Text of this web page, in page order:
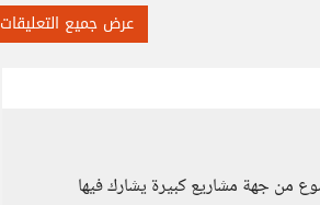
عرض جميع التعليقات
من جهة مشاريع كبيرة يشارك فيها